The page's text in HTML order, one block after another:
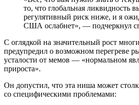
то, что глобальная ликвидность
регулятивный риск ниже, и я
США ослабнет», — подчеркнул
С оглядкой на значительный рост
предупредил о возможном перегреве
усталости от мемов — «нормальном
прироста».
Он допустил, что эта ниша может
со специфическими проблемами: